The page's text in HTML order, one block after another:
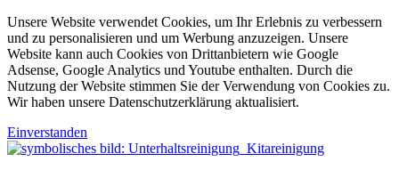
Unsere Website verwendet Cookies, um Ihr Erlebnis zu verbessern
und zu personalisieren und um Werbung anzuzeigen. Unsere
Website kann auch Cookies von Drittanbietern wie Google
Adsense, Google Analytics und Youtube enthalten. Durch die
Nutzung der Website stimmen Sie der Verwendung von Cookies zu.
Wir haben unsere Datenschutzerklärung aktualisiert.
Einverstanden